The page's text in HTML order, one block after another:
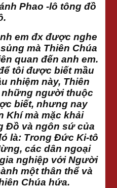
Phao -lô tông đồ
em đx được nghe
mà Thiên Chúa
quan đến anh em.
tôi được biết mầu
nhiệm này, Thiên
những người thuộc
biết, nhưng nay
Khí mà mặc khải
Đồ và ngôn sứ của
là: Trong Đức Ki-tô
các dân ngoại
nghiệp với Người
một thân thể và
Chúa hứa.